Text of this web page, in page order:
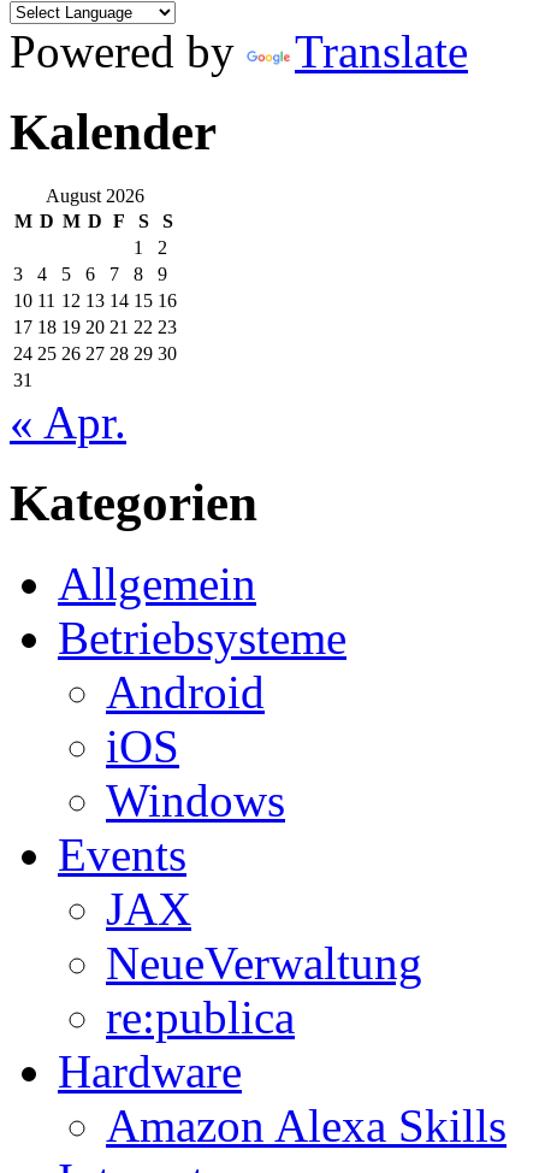
Powered by Translate
Kalender
August 2026
M D M D F S
S
1
2
3
4 5 6 7 8
9
10 11 12 13 14 15 16
17 18 19 20 21 22 23
24 25 26 27 28 29 30
31
« Apr.
Kategorien
Allgemein
Betriebsysteme
Android
iOS
Windows
Events
JAX
NeueVerwaltung
re:publica
Hardware
Amazon Alexa Skills